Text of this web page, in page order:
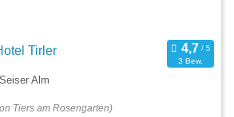
Tirler
3 Bew.
Alm
Tiers am Rosengarten)